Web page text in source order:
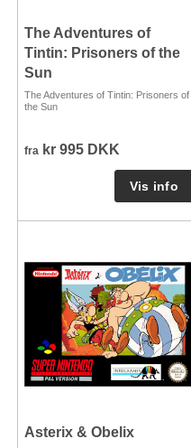
The Adventures of
Tintin: Prisoners of the
Sun
The Adventures of Tintin: Prisoners of
the Sun
fra kr 995 DKK
Asterix & Obelix